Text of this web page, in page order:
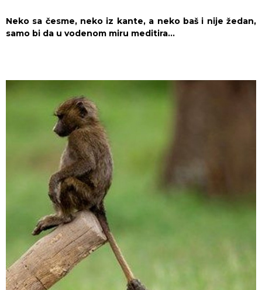
Neko sa česme, neko iz kante, a neko baš i nije žedan,
samo bi da u vodenom miru meditira…